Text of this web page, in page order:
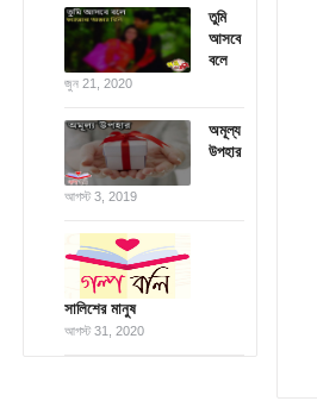
তুমি
আসবে
বলে
জুন 21, 2020
অমূল্য
উপহার
আগস্ট 3, 2019
সালিশের মানুষ
আগস্ট 31, 2020